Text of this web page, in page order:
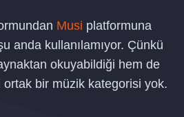
Musi platformuna
anda kullanılamıyor. Çünkü
okuyabildiği hem de
bir müzik kategorisi yok.